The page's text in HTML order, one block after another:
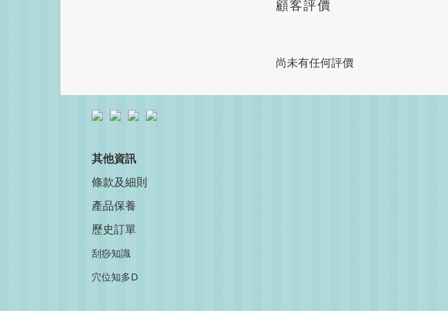
顧客評價
尚未有任何評價
其他資訊
條款及細則
產品保養
歷史訂單
刮痧知識
穴位知多D